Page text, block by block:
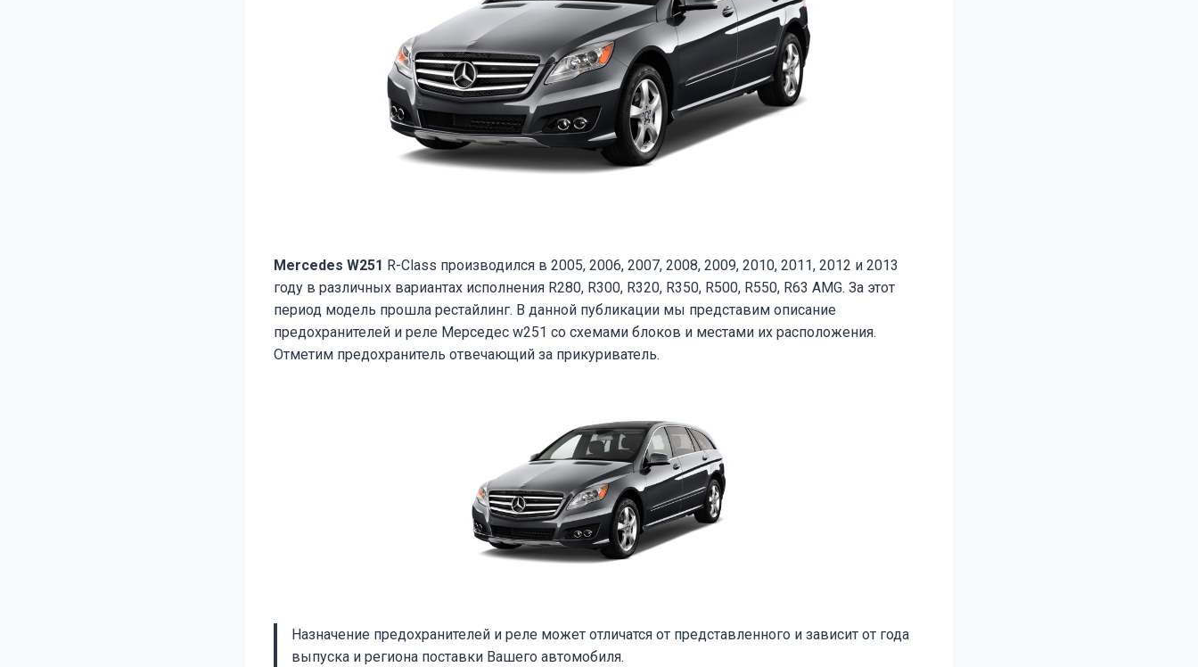
Mercedes W251 R-Class производился в 2005, 2006, 2007, 2008, 2009, 2010, 2011, 2012 и 2013
году в различных вариантах исполнения R280, R300, R320, R350, R500, R550, R63 AMG. За этот
период модель прошла рестайлинг. В данной публикации мы представим описание
предохранителей и реле Мерседес w251 со схемами блоков и местами их расположения.
Отметим предохранитель отвечающий за прикуриватель.
Назначение предохранителей и реле может отличатся от представленного и зависит от года
выпуска и региона поставки Вашего автомобиля.